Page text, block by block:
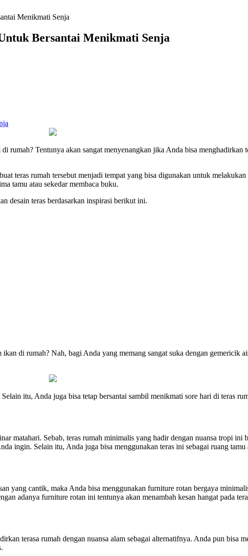
Menikmati Senja
Bersantai Menikmati Senja
rumah? Tentunya akan sangat menyenangkan jika Anda bisa menghadirkan
teras rumah tersebut menjadi tempat yang bisa digunakan untuk
tamu atau sekedar membaca buku.
desain teras berdasarkan inspirasi berikut ini.
di rumah? Nah, bagi Anda yang memang sangat suka dengan gemericik
itu, Anda juga bisa tetap bersantai sambil menikmati sore hari di teras
matahari. Sebab, teras rumah minimalis yang hadir dengan nuansa tropi ini
ingin. Selain itu, Anda juga bisa menggunakan teras ini sebagai ruang tamu
yang cantik, maka Anda bisa menggunakan furniture rotan bergaya
adanya furniture rotan ini tentunya akan menambah kesan hangat pada
terasa rumah dengan nuansa alam sebagai alternatifnya. Anda pun bisa